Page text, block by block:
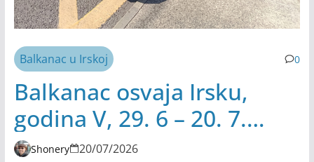
Balkanac u Irskoj 0
Balkanac osvaja Irsku,
godina V, 29. 6 – 20. 7.
2026.
Shonery 20/07/2026